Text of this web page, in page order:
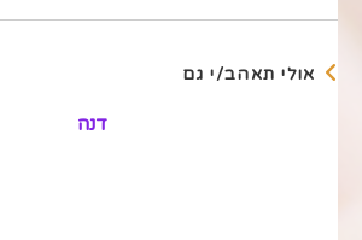
אולי תאהב/י גם
דנה